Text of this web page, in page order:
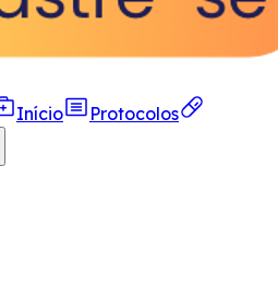
Início
Protocolos